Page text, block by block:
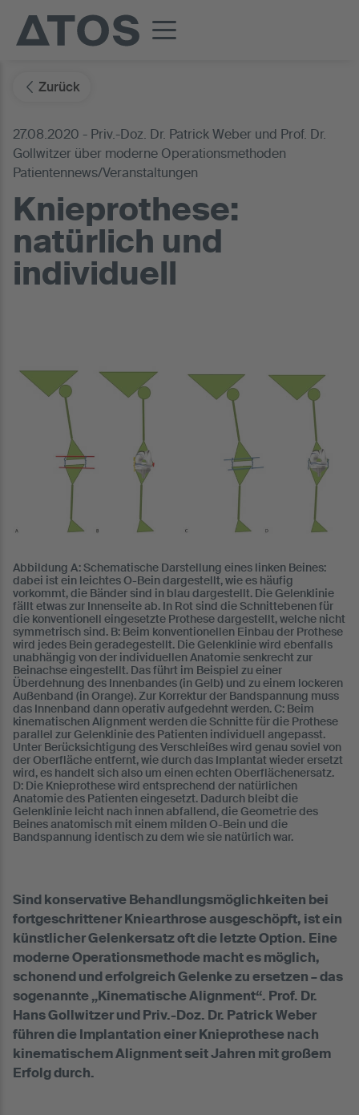
Zurück
27.08.2020 - Priv.-Doz. Dr. Patrick Weber und Prof. Dr.
Gollwitzer über moderne Operationsmethoden
Patientennews/Veranstaltungen
Knieprothese:
natürlich und
individuell
Abbildung A: Schematische Darstellung eines linken Beines:
dabei ist ein leichtes O-Bein dargestellt, wie es häufig
vorkommt, die Bänder sind in blau dargestellt. Die Gelenklinie
fällt etwas zur Innenseite ab. In Rot sind die Schnittebenen für
die konventionell eingesetzte Prothese dargestellt, welche nicht
symmetrisch sind. B: Beim konventionellen Einbau der Prothese
wird jedes Bein geradegestellt. Die Gelenklinie wird ebenfalls
unabhängig von der individuellen Anatomie senkrecht zur
Beinachse eingestellt. Das führt im Beispiel zu einer
Überdehnung des Innenbandes (in Gelb) und zu einem lockeren
Außenband (in Orange). Zur Korrektur der Bandspannung muss
das Innenband dann operativ aufgedehnt werden. C: Beim
kinematischen Alignment werden die Schnitte für die Prothese
parallel zur Gelenklinie des Patienten individuell angepasst.
Unter Berücksichtigung des Verschleißes wird genau soviel von
der Oberfläche entfernt, wie durch das Implantat wieder ersetzt
wird, es handelt sich also um einen echten Oberflächenersatz.
D: Die Knieprothese wird entsprechend der natürlichen
Anatomie des Patienten eingesetzt. Dadurch bleibt die
Gelenklinie leicht nach innen abfallend, die Geometrie des
Beines anatomisch mit einem milden O-Bein und die
Bandspannung identisch zu dem wie sie natürlich war.
Sind konservative Behandlungsmöglichkeiten bei
fortgeschrittener Kniearthrose ausgeschöpft, ist ein
künstlicher Gelenkersatz oft die letzte Option. Eine
moderne Operationsmethode macht es möglich,
schonend und erfolgreich Gelenke zu ersetzen – das
sogenannte „Kinematische Alignment“. Prof. Dr.
Hans Gollwitzer und Priv.-Doz. Dr. Patrick Weber
führen die Implantation einer Knieprothese nach
kinematischem Alignment seit Jahren mit großem
Erfolg durch.